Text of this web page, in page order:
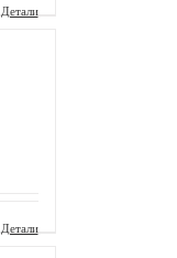
Детали
Детали